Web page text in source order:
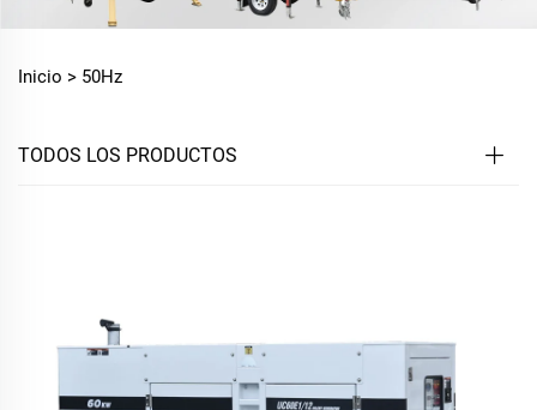
Inicio > 50Hz
TODOS LOS PRODUCTOS